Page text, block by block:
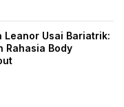
Usai Bariatrik:
Rahasia Body